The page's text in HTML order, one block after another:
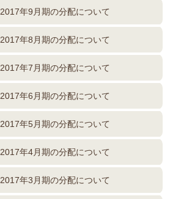
2017年9月期の分配について
2017年8月期の分配について
2017年7月期の分配について
2017年6月期の分配について
2017年5月期の分配について
2017年4月期の分配について
2017年3月期の分配について